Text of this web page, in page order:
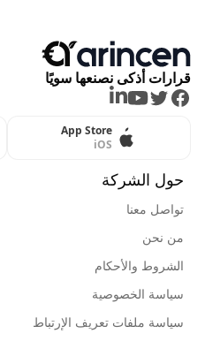
قرارات أذكى نصنعها سويًا
Facebook
Twitter
Youtube
LinkedIn
App Store
iOS
حول الشركة
تواصل معنا
من نحن
الشروط والأحكام
سياسة الخصوصية
سياسة ملفات تعريف الإرتباط